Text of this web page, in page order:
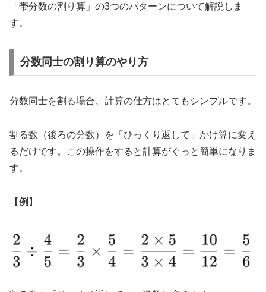
「帯分数の割り算」の3つのパターンについて解説しま
す。
分数同士の割り算のやり方
分数同士を割る場合、計算の仕方はとてもシンプルです。
割る数（後ろの分数）を「ひっくり返して」かけ算に変え
るだけです。この操作をすると計算がぐっと簡単になりま
す。
【例 】